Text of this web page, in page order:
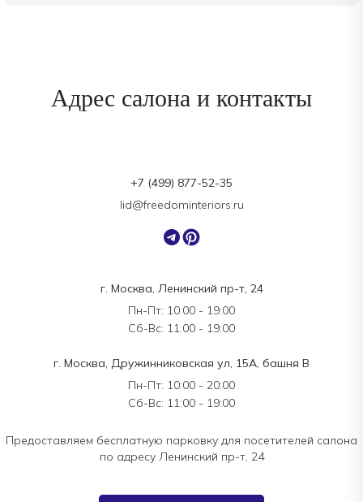
Адрес салона и контакты
г. Москва, Ленинский пр-т, 24
Пн-Пт: 10:00 - 19:00
Сб-Вс: 11:00 - 19:00
г. Москва, Дружинниковская ул, 15А, башня В
Пн-Пт: 10:00 - 20:00
Сб-Вс: 11:00 - 19:00
Предоставляем бесплатную парковку для посетителей салона
по адресу Ленинский пр-т, 24
+7 (499) 877-52-35
lid@freedominteriors.ru